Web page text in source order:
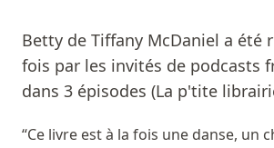
Betty de Tiffany McDaniel a été
fois par les invités de podcasts
dans 3 épisodes (La p'tite
“Ce livre est à la fois une danse, un